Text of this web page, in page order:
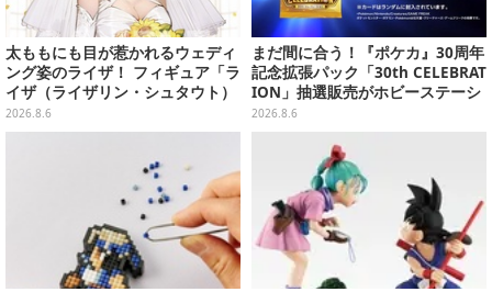
太ももにも目が惹かれるウェディ
ング姿のライザ！ フィギュア「ラ
イザ（ライザリン・シュタウト）
ウェディングStyle」が8月7日よ
り予約受付開始
2026.8.6
まだ間に合う！『ポケカ』30周年
記念拡張パック「30th CELEBRAT
ION」抽選販売がホビーステーシ
ョンで実施中、8月6日まで
2026.8.6